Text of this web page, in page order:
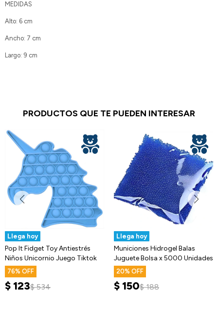
MEDIDAS
Alto: 6 cm
Ancho: 7 cm
Largo: 9 cm
PRODUCTOS QUE TE PUEDEN INTERESAR
Llega hoy
Pop It Fidget Toy Antiestrés
Niños Unicornio Juego Tiktok
76
$ 123$ 534
Llega hoy
Municiones Hidrogel Balas
Juguete Bolsa x 5000 Unidades
20
$ 150$ 188